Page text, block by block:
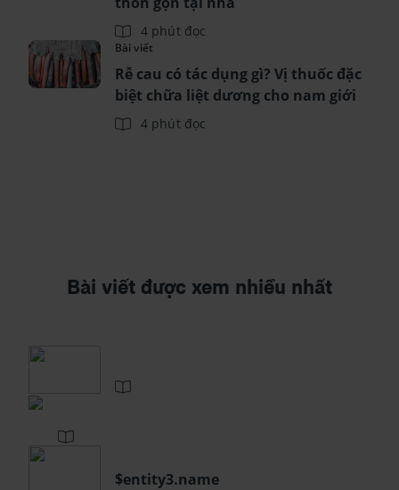
4 phút đọc
Bài viết
Rễ cau có tác dụng gì? Vị thuốc đặc
biệt chữa liệt dương cho nam giới
4 phút đọc
Bài viết được xem nhiều nhất
$entity3.name